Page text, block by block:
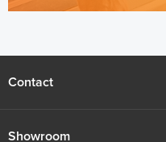
Contact
Showroom